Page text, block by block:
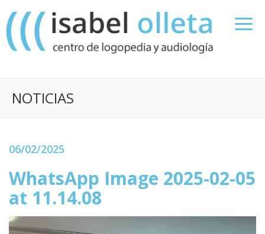
NOTICIAS
06/02/2025
WhatsApp Image 2025-02-05
at 11.14.08